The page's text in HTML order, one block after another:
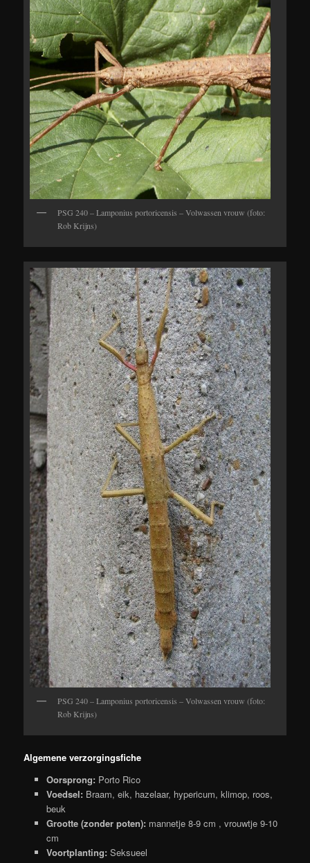
PSG 240 – Lamponius portoricensis – Volwassen vrouw (foto:
Rob Krijns)
PSG 240 – Lamponius portoricensis – Volwassen vrouw (foto:
Rob Krijns)
Algemene verzorgingsfiche
Oorsprong: Porto Rico
Voedsel: Braam, eik, hazelaar, hypericum, klimop, roos,
beuk
Grootte (zonder poten): mannetje 8-9 cm , vrouwtje 9-10
cm
Voortplanting: Seksueel